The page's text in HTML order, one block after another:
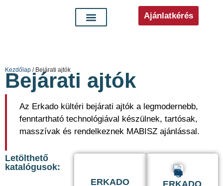
Ajánlatkérés
Kezdőlap / Bejárati ajtók
Bejárati ajtók
Az Erkado kültéri bejárati ajtók a legmodernebb,
fenntartható technológiával készülnek, tartósak,
masszívak és rendelkeznek MABISZ ajánlással.
Letölthető
katalógusok:
ERKADO
ERKADO